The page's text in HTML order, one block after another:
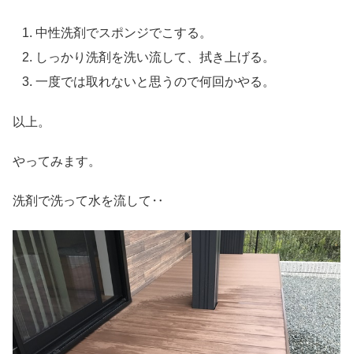
中性洗剤でスポンジでこする。
しっかり洗剤を洗い流して、拭き上げる。
一度では取れないと思うので何回かやる。
以上。
やってみます。
洗剤で洗って水を流して‥